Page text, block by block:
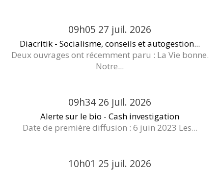
09h05 27 juil. 2026
Diacritik - Socialisme, conseils et autogestion...
Deux ouvrages ont récemment paru : La Vie bonne.
Notre...
09h34 26 juil. 2026
Alerte sur le bio - Cash investigation
Date de première diffusion : 6 juin 2023 Les...
10h01 25 juil. 2026